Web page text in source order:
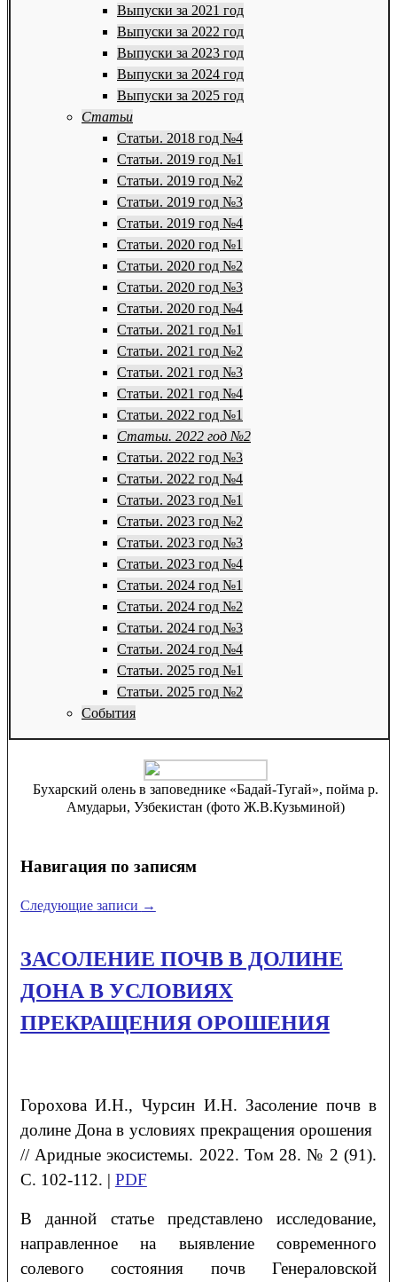
Выпуски за 2021 год
Выпуски за 2022 год
Выпуски за 2023 год
Выпуски за 2024 год
Выпуски за 2025 год
Статьи
Статьи. 2018 год №4
Статьи. 2019 год №1
Статьи. 2019 год №2
Статьи. 2019 год №3
Статьи. 2019 год №4
Статьи. 2020 год №1
Статьи. 2020 год №2
Статьи. 2020 год №3
Статьи. 2020 год №4
Статьи. 2021 год №1
Статьи. 2021 год №2
Статьи. 2021 год №3
Статьи. 2021 год №4
Статьи. 2022 год №1
Статьи. 2022 год №2
Статьи. 2022 год №3
Статьи. 2022 год №4
Статьи. 2023 год №1
Статьи. 2023 год №2
Статьи. 2023 год №3
Статьи. 2023 год №4
Статьи. 2024 год №1
Статьи. 2024 год №2
Статьи. 2024 год №3
Статьи. 2024 год №4
Статьи. 2025 год №1
Статьи. 2025 год №2
События
Бухарский олень в заповеднике «Бадай-Тугай», пойма р.
Амударьи, Узбекистан (фото Ж.В.Кузьминой)
Навигация по записям
Следующие записи →
ЗАСОЛЕНИЕ ПОЧВ В ДОЛИНЕ
ДОНА В УСЛОВИЯХ
ПРЕКРАЩЕНИЯ ОРОШЕНИЯ
ГороховаИ.Н., Чурсин И.Н. Засоление почв в
долине Дона в условиях прекращения орошения
// Аридные экосистемы. 2022. Том 28. № 2 (91).
С. 102-112. | PDF
В данной статье представлено исследование,
направленное на выявление современного
солевого состояния почв Генераловской